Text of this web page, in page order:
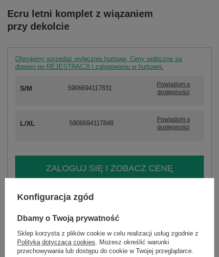
Ecru letni komplet z wiązaniem
przy dekolcie
Oferujemy sprzedaż wyłącznie hurtową. Ceny widoczne są
dopiero po REJESTRACJI i zalogowaniu w hurtowni.
S/M 5906694117831
Powiadom o
dostępności
L/XL 5906694117848
Powiadom o
dostępności
ZALOGUJ SIĘ I ZOBACZ CENĘ
Masz pytanie? Chętnie pomożemy.
skład materiału : 80% wiskoza, 20% poliamid
sposób prania : pranie w pralce w 30°C
Konfiguracja zgód
Dbamy o Twoją prywatność
Sklep korzysta z plików cookie w celu realizacji usług zgodnie z
Polityką dotyczącą cookies. Możesz określić warunki
przechowywania lub dostępu do cookie w Twojej przeglądarce.